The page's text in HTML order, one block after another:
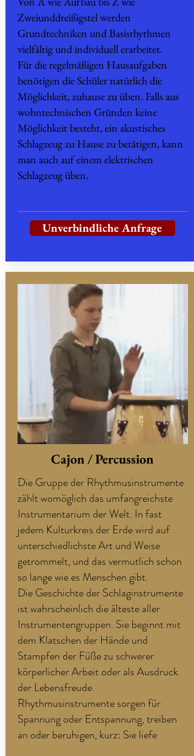
Zweiunddreißigstel werden
Grundtechniken und Basisrhythmen
vielfältig und individuell erarbeitet.
Für die regelmäßigen Hausaufgaben
benötigen die Schüler natürlich die
Möglichkeit, zuhause zu üben. Falls aus
wohntechnischen Gründen keine
Möglichkeit besteht, ein akustisches
Schlagzeug zu Hause zu betätigen, kann
man auch auf einem elektrischen
Schlagzeug üben.
Unverbindliche Anfrage
Cajon / Percussion
Die Gruppe der Rhythmusinstrumente
zählt womöglich das umfangreichste
Instrumentarium der Welt. In fast
jedem Kulturkreis der Erde wird auf
unterschiedlichste Art und Weise
getrommelt, und das vermutlich schon
so lange wie es Menschen gibt.
Die Geschichte der Schlaginstrumente
ist wahrscheinlich die älteste aller
Instrumentengruppen. Sie beginnt mit
dem Klatschen der Hände und
Stampfen der Füße zu schwerer
körperlicher Arbeit oder als Ausdruck
der Lebensfreude.
Rhythmusinstrumente sorgen für
Spannung oder Entspannung, treiben
an oder beruhigen, kurz: Sie liefern den